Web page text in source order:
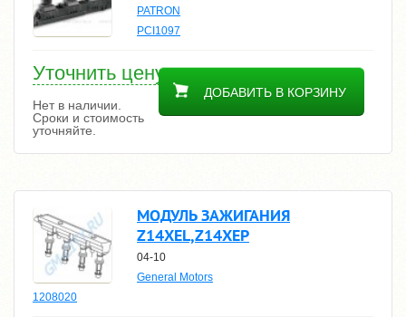
PATRON
PCI1097
Уточнить цену
ДОБАВИТЬ В КОРЗИНУ
Нет в наличии.
Сроки и стоимость
уточняйте.
МОДУЛЬ ЗАЖИГАНИЯ
Z14XEL,Z14XEP
04-10
General Motors
1208020